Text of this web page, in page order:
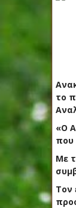
το
«Ο
που
Με
Τον